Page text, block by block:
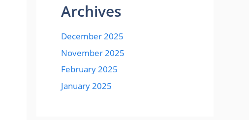
Archives
December 2025
November 2025
February 2025
January 2025